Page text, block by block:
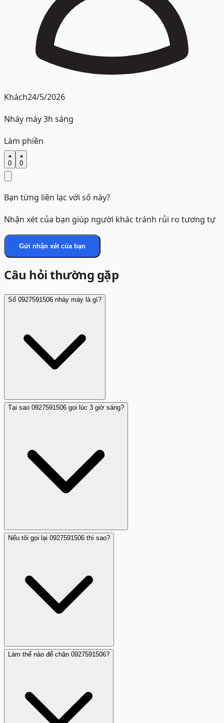
Khách24/5/2026
Nháy máy 3h sáng
Làm phiền
0 0
Bạn từng liên lạc với số này?
Nhận xét của bạn giúp người khác tránh rủi ro tương tự
Gửi nhận xét của bạn
Câu hỏi thường gặp
Số 0927591506 nháy máy là gì?
Nhá máy (hay gọi là nháy máy) từ 0927591506 là hành
cuộc gọi nhỡ, thường nhằm mục đích gây khó chịu hoặc
tạo sự bất an cho người nhận.
Tại sao 0927591506 gọi lúc 3 giờ sáng?
Việc gọi vào 3 giờ sáng từ 0927591506 cho thấy mục đích
khung giờ khi hầu hết mọi người đang ngủ. Hành vi này
được xem là làm phiền và có thể là dấu hiệu của hoạt
động lạm dụng.
Nếu tôi gọi lại 0927591506 thì sao?
thể dẫn đến nhiều cuộc gọi làm phiền khác; (2) bạn có
thể bị tốn cước điện thoại không cần thiết; (3) không biết
mục đích thực sự của người gọi, nên tránh giao tiếp.
Làm thế nào để chặn 0927591506?